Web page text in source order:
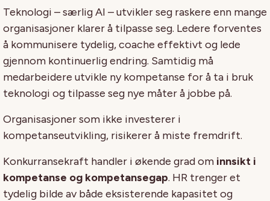
Teknologi – særlig AI – utvikler seg raskere enn mange
organisasjoner klarer å tilpasse seg. Ledere forventes
å kommunisere tydelig, coache effektivt og lede
gjennom kontinuerlig endring. Samtidig må
medarbeidere utvikle ny kompetanse for å ta i bruk
teknologi og tilpasse seg nye måter å jobbe på.
Organisasjoner som ikke investerer i
kompetanseutvikling, risikerer å miste fremdrift.
Konkurransekraft handler i økende grad om innsikt i
kompetanse og kompetansegap. HR trenger et
tydelig bilde av både eksisterende kapasitet og